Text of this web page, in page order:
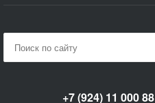
+7 (924) 11 000 88